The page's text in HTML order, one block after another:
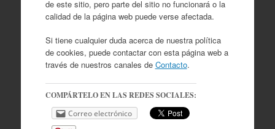
de este sitio, pero parte del sitio no funcionará o la
calidad de la página web puede verse afectada.
Si tiene cualquier duda acerca de nuestra política
de cookies, puede contactar con esta página web a
través de nuestros canales de Contacto.
COMPÁRTELO EN LAS REDES SOCIALES:
Correo electrónico